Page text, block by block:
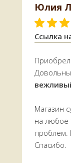
Довольны
Магазин
на любое
проблем.
Спасибо.
Ссылка
Юлия
КАК МЫ
ОПЛАТА И
в магазине в
Доставляем
По Мурманску